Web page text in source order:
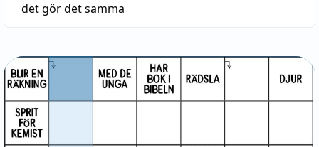
det gör det samma